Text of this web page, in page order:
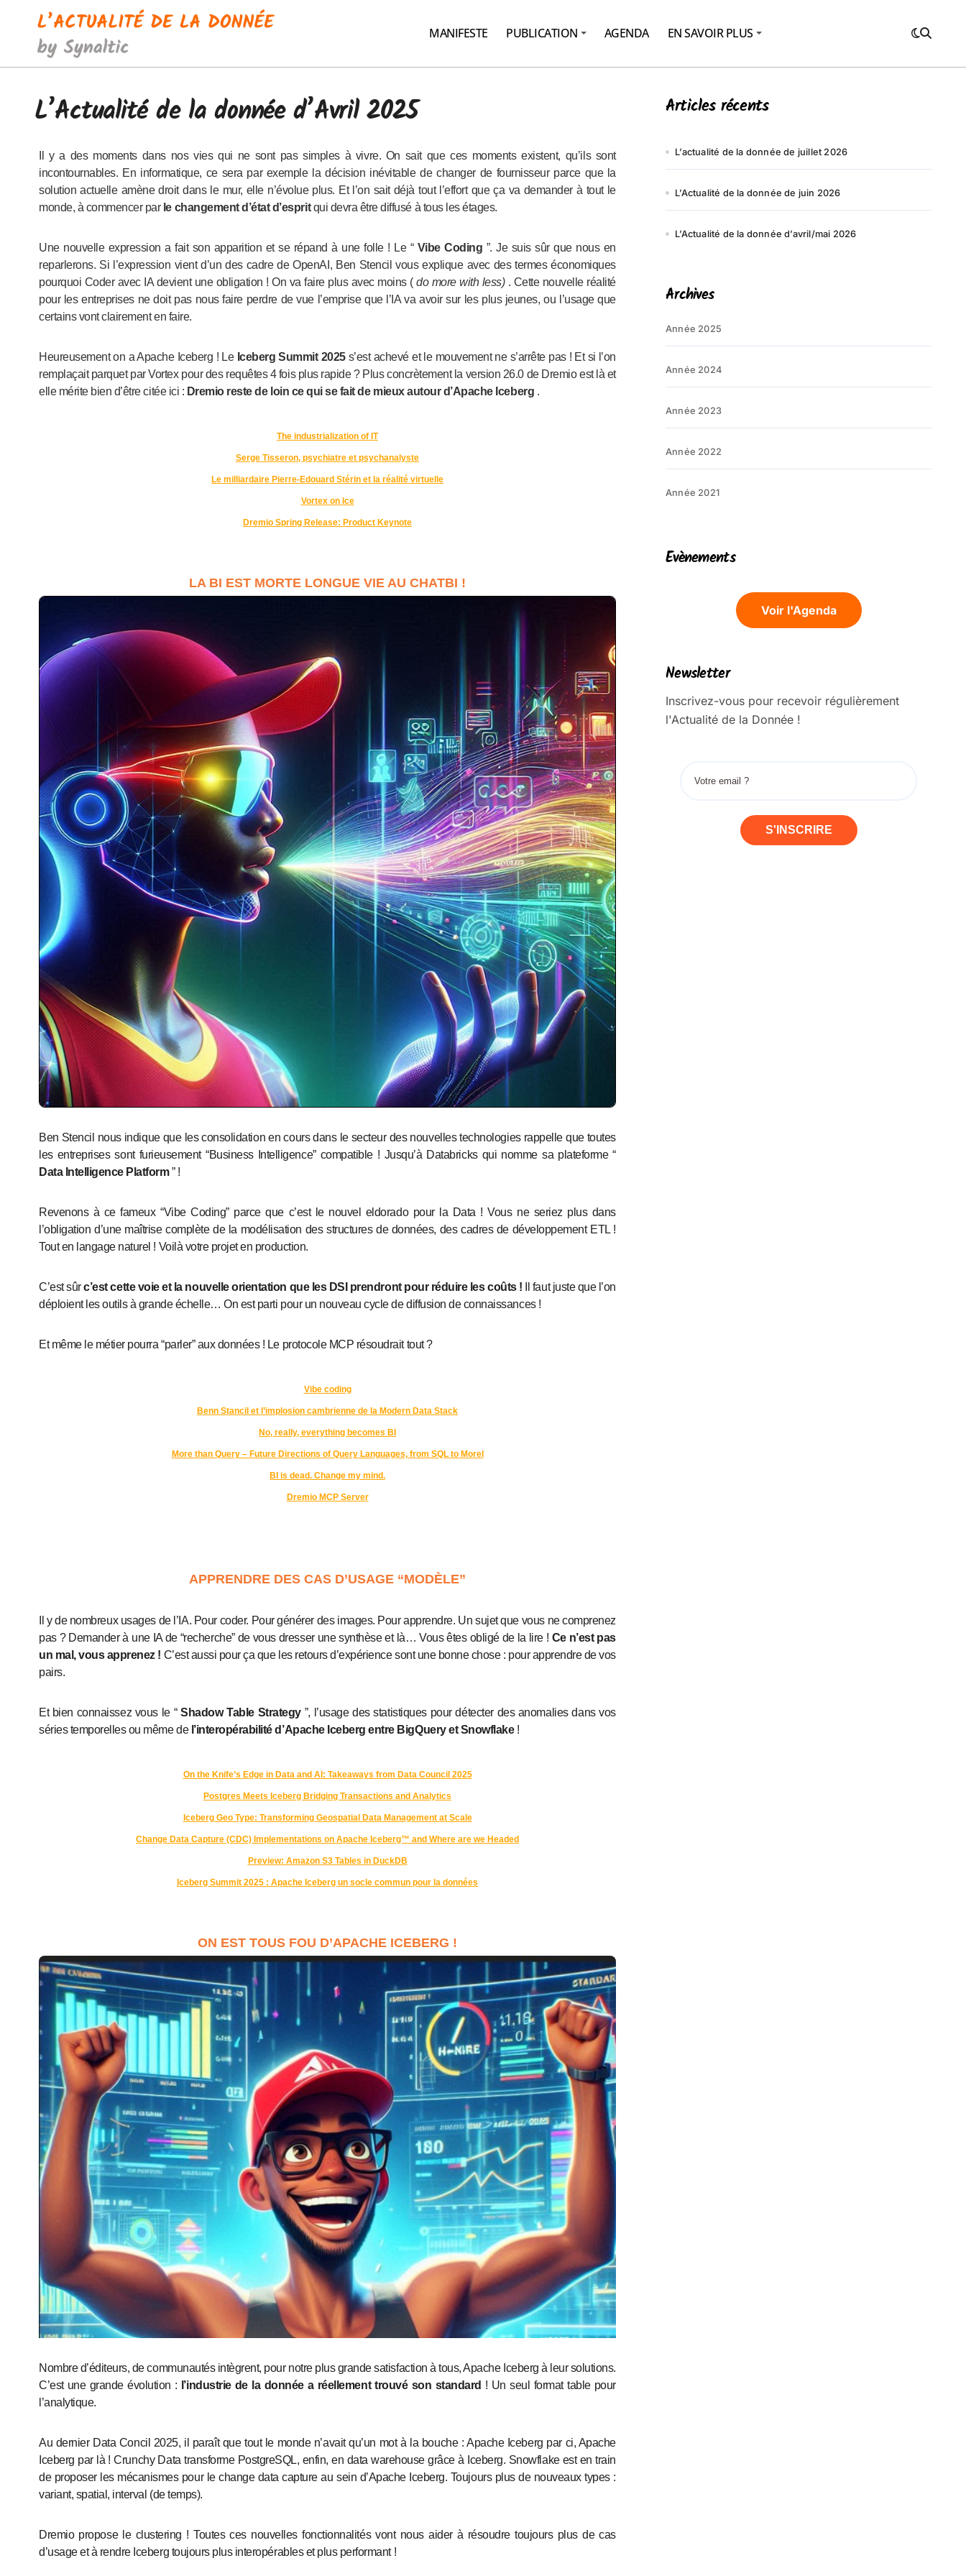
contenu
MANIFESTE PUBLICATION AGENDA EN SAVOIR PLUS
L’Actualité de la donnée d’Avril 2025
incontournables. En informatique, ce sera par exemple la décision inévitable de changer de fournisseur parce que la
solution actuelle amène droit dans le mur, elle n’évolue plus. Et l’on sait déjà tout l’effort que ça va demander à tout le
monde, à commencer par le changement d’état d’espritqui devra être diffusé à tous les étages.
Une nouvelle expression a fait son apparition et se répand à une folle ! Le “ Vibe Coding ”. Je suis sûr que nous en
reparlerons. Si l’expression vient d’un des cadre de OpenAI, Ben Stencil vous explique avec des termes économiques
pourquoi Coder avec IA devient une obligation ! On va faire plus avec moins (do more with less) . Cette nouvelle réalité
pour les entreprises ne doit pas nous faire perdre de vue l’emprise que l’IA va avoir sur les plus jeunes, ou l’usage que
certains vont clairement en faire.
Heureusement on a Apache Iceberg ! Le Iceberg Summit 2025 s’est achevé et le mouvement ne s’arrête pas ! Et si l’on
remplaçait parquet par Vortex pour des requêtes 4 fois plus rapide ? Plus concrètement la version 26.0 de Dremio est là et
elle mérite bien d’être citée ici : Dremio reste de loin ce qui se fait de mieux autour d’Apache Iceberg .
The industrialization of IT
Serge Tisseron, psychiatre et psychanalyste
Le milliardaire Pierre-Edouard Stérin et la réalité virtuelle
Vortex on Ice
Dremio Spring Release: Product Keynote
LA BI EST MORTE LONGUE VIE AU CHATBI !
Ben Stencil nous indique que les consolidation en cours dans le secteur des nouvelles technologies rappelle que toutes
les entreprises sont furieusement “Business Intelligence” compatible ! Jusqu’à Databricks qui nomme sa plateforme “
Data Intelligence Platform” !
Revenons à ce fameux “Vibe Coding” parce que c’est le nouvel eldorado pour la Data ! Vous ne seriez plus dans
l’obligation d’une maîtrise complète de la modélisation des structures de données, des cadres de développement ETL !
Tout en langage naturel ! Voilà votre projet en production.
C’est sûrc’est cette voie et la nouvelle orientation que les DSI prendront pour réduire les coûts !
Il faut juste que l’on
déploient les outils à grande échelle… On est parti pour un nouveau cycle de diffusion de connaissances !
Et même le métier pourra “parler” aux données ! Le protocole MCP résoudrait tout ?
Vibe coding
Benn Stancil et l’implosion cambrienne de la Modern Data Stack
No, really, everything becomes BI
More than Query – Future Directions of Query Languages, from SQL to Morel
BI is dead. Change my mind.
Dremio MCP Server
APPRENDRE DES CAS D’USAGE “MODÈLE”
Il y de nombreux usages de l’IA. Pour coder. Pour générer des images. Pour apprendre. Un sujet que vous ne comprenez
pas ? Demander à une IA de “recherche” de vous dresser une synthèse et là… Vous êtes obligé de la lire ! Ce n’est pas
un mal, vous apprenez ! C’est aussi pour ça que les retours d’expérience sont une bonne chose : pour apprendre de vos
pairs.
Et bien connaissez vous le “Shadow Table Strategy ”, l’usage des statistiques pour détecter des anomalies dans vos
séries temporelles ou même de l’interopérabilité d’Apache Iceberg entre BigQuery et Snowflake !
On the Knife’s Edge in Data and AI: Takeaways from Data Council 2025
Postgres Meets Iceberg Bridging Transactions and Analytics
Iceberg Geo Type: Transforming Geospatial Data Management at Scale
Change Data Capture (CDC) Implementations on Apache Iceberg™ and Where are we Headed
Preview: Amazon S3 Tables in DuckDB
Iceberg Summit 2025 : Apache Iceberg un socle commun pour la données
ON EST TOUS FOU D’APACHE ICEBERG !
Nombre d’éditeurs, de communautés intègrent, pour notre plus grande satisfaction à tous, Apache Iceberg à leur solutions.
C’est une grande évolution : l’industrie de la donnée a réellement trouvé son standard ! Un seul format table pour
l’analytique.
Au dernier Data Concil 2025, il paraît que tout le monde n’avait qu’un mot à la bouche : Apache Iceberg par ci, Apache
Iceberg par là ! Crunchy Data transforme PostgreSQL, enfin, en data warehouse grâce à Iceberg. Snowflake est en train
de proposer les mécanismes pour le change data capture au sein d’Apache Iceberg. Toujours plus de nouveaux types :
variant, spatial, interval (de temps).
Dremio propose le clustering ! Toutes ces nouvelles fonctionnalités vont nous aider à résoudre toujours plus de cas
d’usage et à rendre Iceberg toujours plus interopérables et plus performant !
Articles récents
L’actualité de la donnée de juillet 2026
L’Actualité de la donnée de juin 2026
L’Actualité de la donnée d’avril/mai 2026
Archives
Année 2025
Année 2024
Année 2023
Année 2022
Année 2021
Evènements
Voir l'Agenda
Newsletter
Inscrivez-vous pour recevoir régulièrement
l'Actualité de la Donnée !
S'INSCRIRE